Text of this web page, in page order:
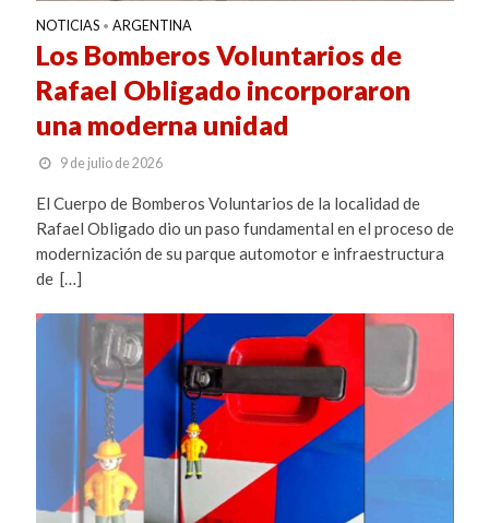
NOTICIAS • ARGENTINA
Los Bomberos Voluntarios de
Rafael Obligado incorporaron
una moderna unidad
9 de julio de 2026
El Cuerpo de Bomberos Voluntarios de la localidad de
Rafael Obligado dio un paso fundamental en el proceso de
modernización de su parque automotor e infraestructura
de […]